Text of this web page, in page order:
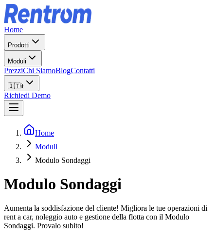
Home
Prodotti
Moduli
PrezziChi SiamoBlogContatti
🇮🇹it
Richiedi Demo
Home
Moduli
Modulo Sondaggi
Modulo Sondaggi
Aumenta la soddisfazione del cliente! Migliora le tue operazioni di
rent a car, noleggio auto e gestione della flotta con il Modulo
Sondaggi. Provalo subito!